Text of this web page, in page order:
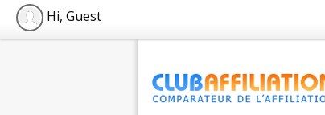
Hi, Guest